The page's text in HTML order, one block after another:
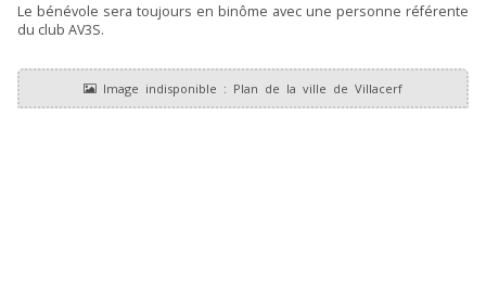
Le bénévole sera toujours en binôme avec une personne référente
du club AV3S.